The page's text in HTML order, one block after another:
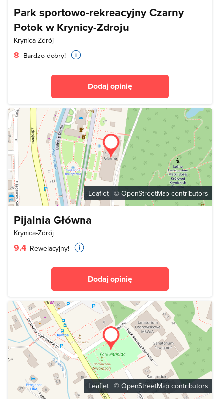
Park sportowo-rekreacyjny Czarny
Potok w Krynicy-Zdroju
Krynica-Zdrój
8 Bardzo dobry!
Dodaj opinię
Leaflet | © OpenStreetMap contributors
Pijalnia Główna
Krynica-Zdrój
9.4 Rewelacyjny!
Dodaj opinię
Leaflet | © OpenStreetMap contributors